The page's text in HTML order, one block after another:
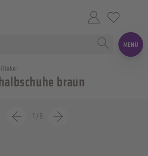
MENÜ
Rieker
braun
1 /6